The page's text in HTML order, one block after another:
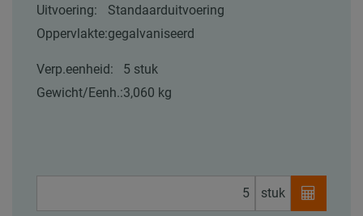
Uitvoering:
Standaarduitvoering
Oppervlakte:gegalvaniseerd
Verp.eenheid:
5 stuk
Gewicht/Eenh.:3,060 kg
stuk